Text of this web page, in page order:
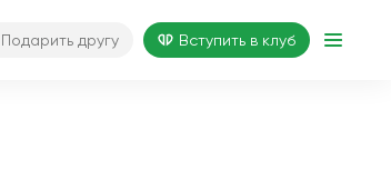
Подарить другу Вступить в клуб